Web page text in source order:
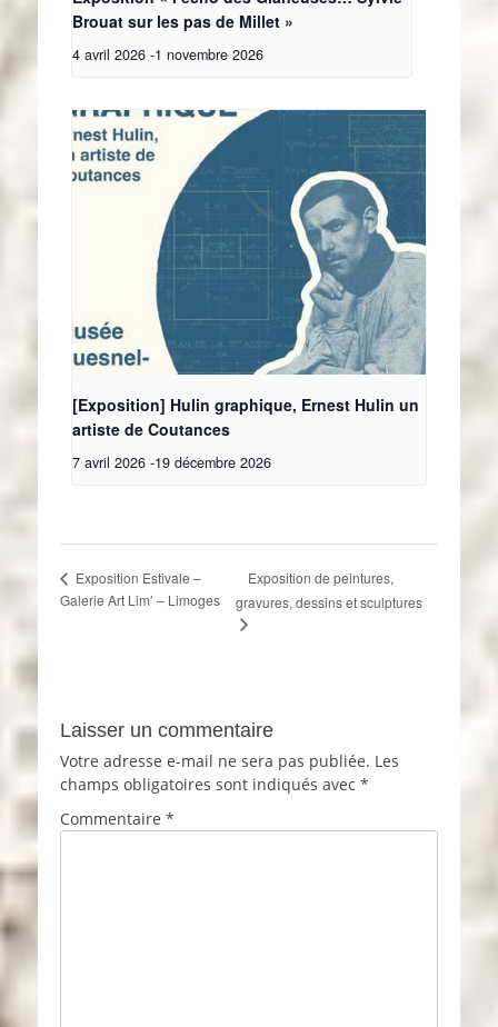
Brouat sur les pas de Millet »
4 avril 2026 -1 novembre 2026
[Exposition] Hulin graphique, Ernest Hulin un
artiste de Coutances
7 avril 2026 -19 décembre 2026
Exposition Estivale –
Galerie Art Lim’ – Limoges
Exposition de peintures,
gravures, dessins et sculptures
Laisser un commentaire
Votre adresse e-mail ne sera pas publiée. Les
champs obligatoires sont indiqués avec *
Commentaire *